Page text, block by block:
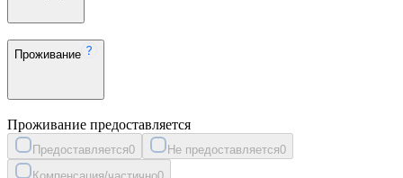
Проживание
Проживание предоставляется
Предоставляется0 Не предоставляется0